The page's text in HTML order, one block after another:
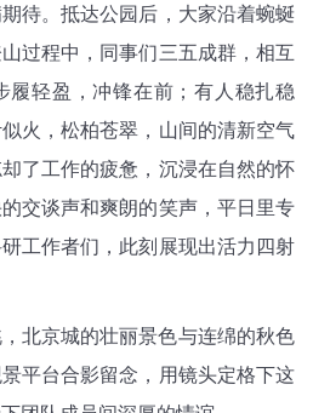
待。抵达公园后，大家沿着蜿蜒
过程中，同事们三五成群，相互
履轻盈，冲锋在前；有人稳扎稳
火，松柏苍翠，山间的清新空气
了工作的疲惫，沉浸在自然的怀
交谈声和爽朗的笑声，平日里专
工作者们，此刻展现出活力四射
北京城的壮丽景色与连绵的秋色
平台合影留念，用镜头定格下这